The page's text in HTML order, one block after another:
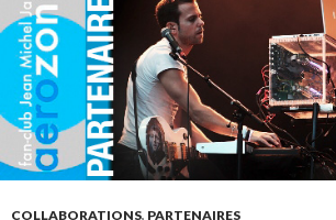
COLLABORATIONS, PARTENAIRES